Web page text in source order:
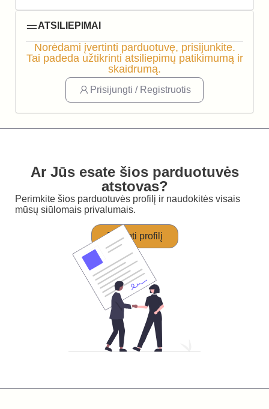
ATSILIEPIMAI
Norėdami įvertinti parduotuvę, prisijunkite.
Tai padeda užtikrinti atsiliepimų patikimumą ir
skaidrumą.
Prisijungti / Registruotis
Ar Jūs esate šios parduotuvės
atstovas?
Perimkite šios parduotuvės profilį ir naudokitės visais
mūsų siūlomais privalumais.
Perimti profilį